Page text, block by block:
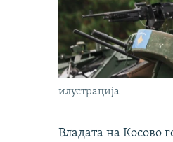
илустрација
Владата на Косово